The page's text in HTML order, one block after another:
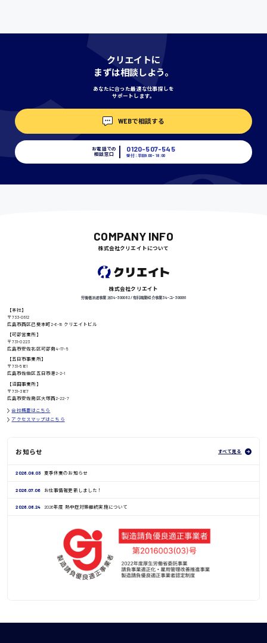
鳥取県
日給9000円〜
クリエイトに
まずは相談しよう。
あなたに合った最適な仕事探しを
サポートします。
WEBで相談する
お電話での
相談窓口
0120-507-545
受付：平日9:00 - 18:00
COMPANY INFO
株式会社クリエイトについて
株式会社クリエイト
労働者派遣事業 派34-300062 / 有料職業紹介事業 34-ユ-300091
【本社】
〒733-0812
広島市西区己斐本町2-6-18 クリエイトビル
【可部営業所】
〒731-0223
広島市安佐北区可部南4-17-5
【五日市事業所】
〒731-5161
広島市佐伯区五日市港2-2-1
【沼田事業所】
〒731-3167
広島市安佐南区大塚西2-22-7
会社概要はこちら
アクセスマップはこちら
お知らせ すべて見る
2026.08.03 夏季休業のお知らせ
2026.07.06 お仕事情報更新しました！
2026.06.24 2026年度 熱中症対策継続実施について